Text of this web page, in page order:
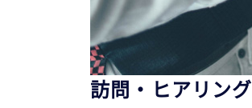
訪問・ヒアリング